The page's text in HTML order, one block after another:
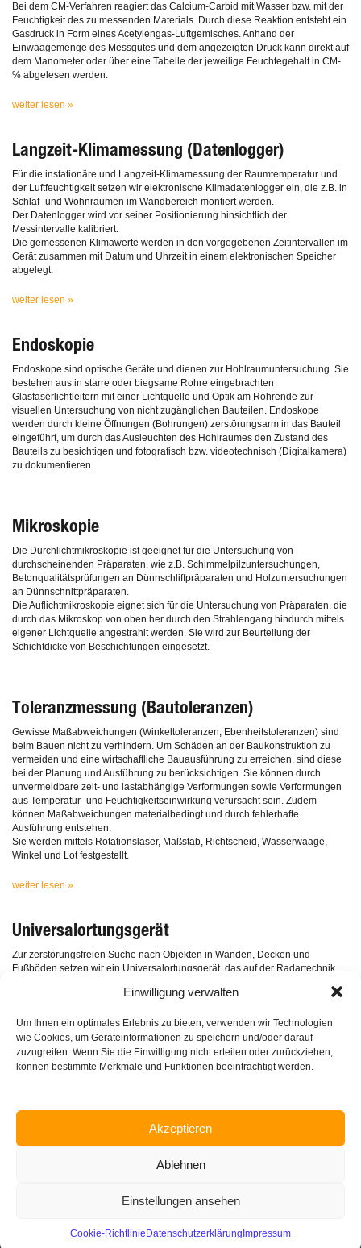
Einwilligung verwalten
Um Ihnen ein optimales Erlebnis zu bieten, verwenden wir Technologien
wie Cookies, um Geräteinformationen zu speichern und/oder darauf
zuzugreifen. Wenn Sie die Einwilligung nicht erteilen oder zurückziehen,
können bestimmte Merkmale und Funktionen beeinträchtigt werden.
Akzeptieren
Ablehnen
Einstellungen ansehen
Cookie-Richtlinie Datenschutzerklärung Impressum
Bei dem CM-Verfahren reagiert das Calcium-Carbid mit Wasser bzw. mit der
Feuchtigkeit des zu messenden Materials. Durch diese Reaktion entsteht ein
Gasdruck in Form eines Acetylengas-Luftgemisches. Anhand der
Einwaagemenge des Messgutes und dem angezeigten Druck kann direkt auf
dem Manometer oder über eine Tabelle der jeweilige Feuchtegehalt in CM-
% abgelesen werden.
weiter lesen »
Langzeit-Klimamessung (Datenlogger)
Für die instationäre und Langzeit-Klimamessung der Raumtemperatur und
der Luftfeuchtigkeit setzen wir elektronische Klimadatenlogger ein, die z.B. in
Schlaf- und Wohnräumen im Wandbereich montiert werden.
Der Datenlogger wird vor seiner Positionierung hinsichtlich der
Messintervalle kalibriert.
Die gemessenen Klimawerte werden in den vorgegebenen Zeitintervallen im
Gerät zusammen mit Datum und Uhrzeit in einem elektronischen Speicher
abgelegt.
weiter lesen »
Endoskopie
Endoskope sind optische Geräte und dienen zur Hohlraumuntersuchung. Sie
bestehen aus in starre oder biegsame Rohre eingebrachten
Glasfaserlichtleitern mit einer Lichtquelle und Optik am Rohrende zur
visuellen Untersuchung von nicht zugänglichen Bauteilen. Endoskope
werden durch kleine Öffnungen (Bohrungen) zerstörungsarm in das Bauteil
eingeführt, um durch das Ausleuchten des Hohlraumes den Zustand des
Bauteils zu besichtigen und fotografisch bzw. videotechnisch (Digitalkamera)
zu dokumentieren.
Mikroskopie
Die Durchlichtmikroskopie ist geeignet für die Untersuchung von
durchscheinenden Präparaten, wie z.B. Schimmelpilzuntersuchungen,
Betonqualitätsprüfungen an Dünnschliffpräparaten und Holzuntersuchungen
an Dünnschnittpräparaten.
Die Auflichtmikroskopie eignet sich für die Untersuchung von Präparaten, die
durch das Mikroskop von oben her durch den Strahlengang hindurch mittels
eigener Lichtquelle angestrahlt werden. Sie wird zur Beurteilung der
Schichtdicke von Beschichtungen eingesetzt.
Toleranzmessung (Bautoleranzen)
Gewisse Maßabweichungen (Winkeltoleranzen, Ebenheitstoleranzen) sind
beim Bauen nicht zu verhindern. Um Schäden an der Baukonstruktion zu
vermeiden und eine wirtschaftliche Bauausführung zu erreichen, sind diese
bei der Planung und Ausführung zu berücksichtigen. Sie können durch
unvermeidbare zeit- und lastabhängige Verformungen sowie Verformungen
aus Temperatur- und Feuchtigkeitseinwirkung verursacht sein. Zudem
können Maßabweichungen materialbedingt und durch fehlerhafte
Ausführung entstehen.
Sie werden mittels Rotationslaser, Maßstab, Richtscheid, Wasserwaage,
Winkel und Lot festgestellt.
weiter lesen »
Universalortungsgerät
Zur zerstörungsfreien Suche nach Objekten in Wänden, Decken und
Fußböden setzen wir ein Universalortungsgerät, das auf der Radartechnik
Je nach Material und Zustand des Untergrunds können Metallobjekte,
Von den gefundenen Objekten wird z.B. die vorhandene Rohrtiefe an der
Oberkante des Objekts bestimmt. So können auch Bewehrungslagen in
Stahlbetonbauteilen mit vorhandenem Stababstand und Betondeckung
zuverlässig visualisiert werden.
Leistungen
Vorteile die Überzeugen
© INGENIEURBÜRO MARQUARDT 2026